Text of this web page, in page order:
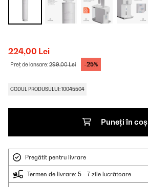
224,00 Lei
Preț de lansare:299,00 Lei -25%
CODUL PRODUSULUI: 10045504
Puneți în coș
Pregătit pentru livrare
Termen de livrare: 5 - 7 zile lucrătoare